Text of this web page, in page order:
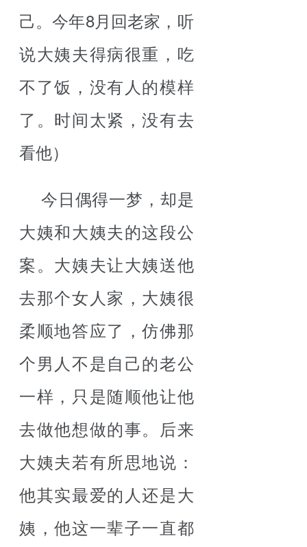
己。今年8月回老家，听
说大姨夫得病很重，吃
不了饭，没有人的模样
了。时间太紧，没有去
看他）
今日偶得一梦，却是
大姨和大姨夫的这段公
案。大姨夫让大姨送他
去那个女人家，大姨很
柔顺地答应了，仿佛那
个男人不是自己的老公
一样，只是随顺他让他
去做他想做的事。后来
大姨夫若有所思地说：
他其实最爱的人还是大
姨，他这一辈子一直都